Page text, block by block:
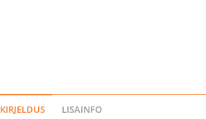
KIRJELDUS LISAINFO